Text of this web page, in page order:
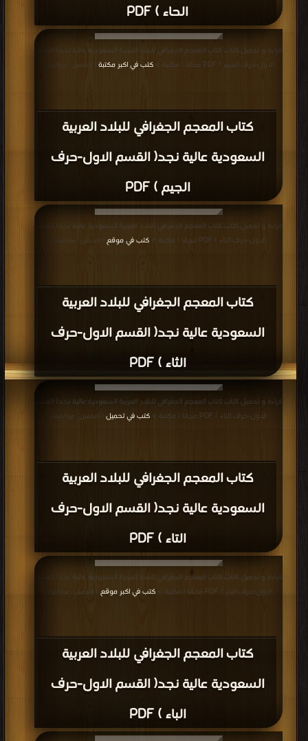
الحاء ) PDF
كتاب المعجم الجغرافي للبلاد العربية
السعودية عالية نجد( القسم الاول-حرف
الجيم ) PDF
قراءة و تحميل كتاب كتاب المعجم الجغرافي للبلاد العربية السعودية عالية نجد( القسم
الاول-حرف الجيم ) PDF مجانا | مكتبة >
كتب في اكبر مكتبة | التحميل : مرة/مرات
كتاب المعجم الجغرافي للبلاد العربية
السعودية عالية نجد( القسم الاول-حرف
الثاء ) PDF
قراءة و تحميل كتاب كتاب المعجم الجغرافي للبلاد العربية السعودية عالية نجد( القسم
الاول-حرف الثاء ) PDF مجانا | مكتبة >
كتب في موقع | التحميل : مرة/مرات
كتاب المعجم الجغرافي للبلاد العربية
السعودية عالية نجد( القسم الاول-حرف
التاء ) PDF
قراءة و تحميل كتاب كتاب المعجم الجغرافي للبلاد العربية السعودية عالية نجد( القسم
الاول-حرف التاء ) PDF مجانا | مكتبة >
كتب في تحميل | التحميل : مرة/مرات
كتاب المعجم الجغرافي للبلاد العربية
السعودية عالية نجد( القسم الاول-حرف
الباء ) PDF
قراءة و تحميل كتاب كتاب المعجم الجغرافي للبلاد العربية السعودية عالية نجد( القسم
الاول-حرف الباء ) PDF مجانا | مكتبة >
كتب في اكبر موقع | التحميل : مرة/مرات